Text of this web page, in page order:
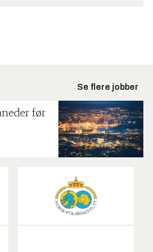
Se flere jobber
før